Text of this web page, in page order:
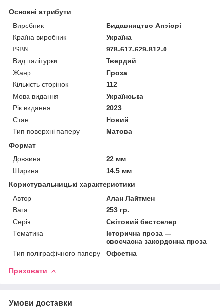
Основні атрибути
Виробник
Видавництво Апріорі
Країна виробник
Україна
ISBN
978-617-629-812-0
Вид палітурки
Твердий
Жанр
Проза
Кількість сторінок
112
Мова видання
Українська
Рік видання
2023
Стан
Новий
Тип поверхні паперу
Матова
Формат
Довжина
22 мм
Ширина
14.5 мм
Користувальницькі характеристики
Автор
Алан Лайтмен
Вага
253 гр.
Серія
Світовий бестселер
Тематика
Історична проза —
своєчасна закордонна проза
Тип поліграфічного паперу
Офсетна
Приховати
Умови доставки